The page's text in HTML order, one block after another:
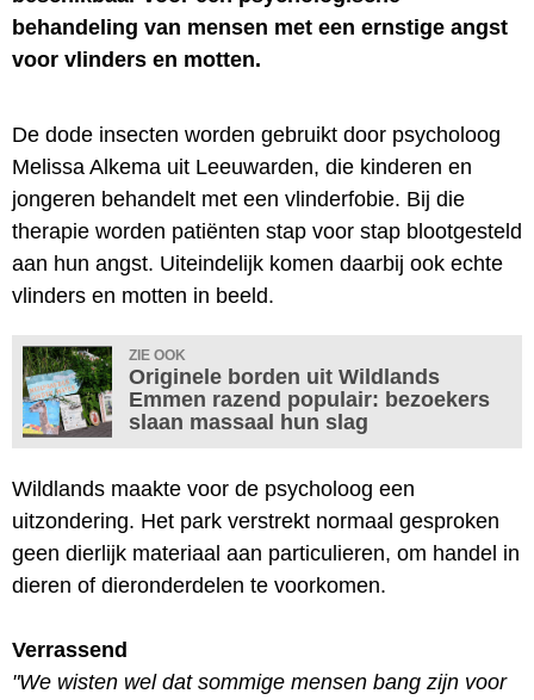
behandeling van mensen met een ernstige angst
voor vlinders en motten.
De dode insecten worden gebruikt door psycholoog
Melissa Alkema uit Leeuwarden, die kinderen en
jongeren behandelt met een vlinderfobie. Bij die
therapie worden patiënten stap voor stap blootgesteld
aan hun angst. Uiteindelijk komen daarbij ook echte
vlinders en motten in beeld.
ZIE OOK
Originele borden uit Wildlands
Emmen razend populair: bezoekers
slaan massaal hun slag
Wildlands maakte voor de psycholoog een
uitzondering. Het park verstrekt normaal gesproken
geen dierlijk materiaal aan particulieren, om handel in
dieren of dieronderdelen te voorkomen.
Verrassend
"We wisten wel dat sommige mensen bang zijn voor